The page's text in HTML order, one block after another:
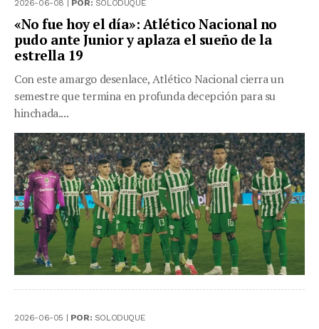
2026-06-08 | POR: SOLODUQUE
«No fue hoy el día»: Atlético Nacional no
pudo ante Junior y aplaza el sueño de la
estrella 19
Con este amargo desenlace, Atlético Nacional cierra un
semestre que termina en profunda decepción para su
hinchada....
2026-06-05 | POR: SOLODUQUE